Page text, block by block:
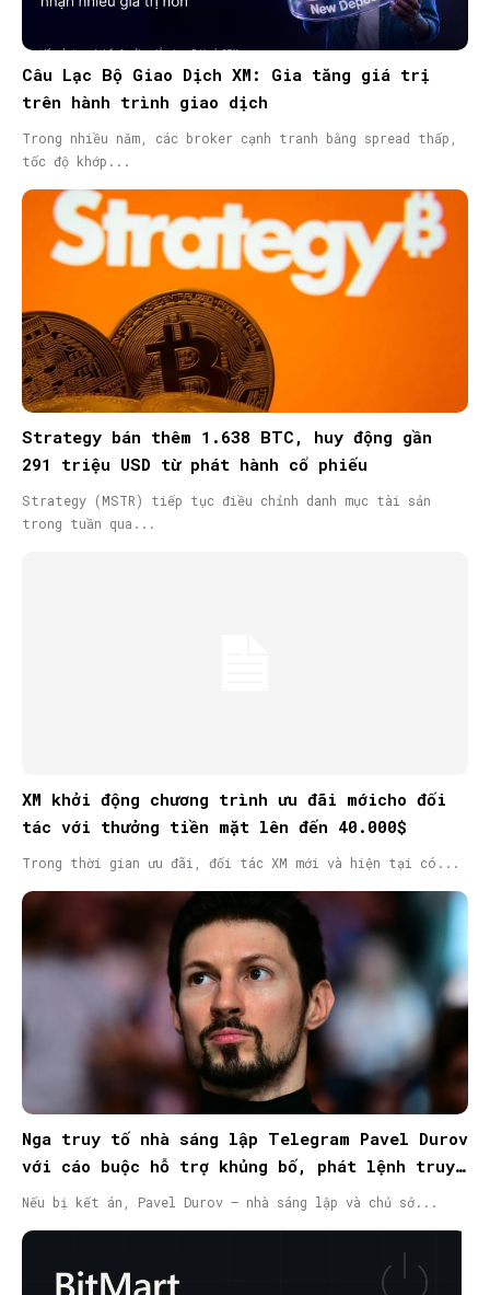
Câu Lạc Bộ Giao Dịch XM: Gia tăng giá trị
trên hành trình giao dịch
Trong nhiều năm, các broker cạnh tranh bằng spread thấp,
tốc độ khớp...
Strategy bán thêm 1.638 BTC, huy động gần
291 triệu USD từ phát hành cổ phiếu
Strategy (MSTR) tiếp tục điều chỉnh danh mục tài sản
trong tuần qua...
XM khởi động chương trình ưu đãi mớicho đối
tác với thưởng tiền mặt lên đến 40.000$
Trong thời gian ưu đãi, đối tác XM mới và hiện tại có...
Nga truy tố nhà sáng lập Telegram Pavel Durov
với cáo buộc hỗ trợ khủng bố, phát lệnh truy
nã quốc tế
Nếu bị kết án, Pavel Durov – nhà sáng lập và chủ sở...